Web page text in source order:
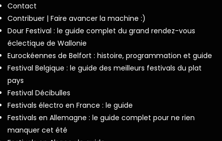
Contact
Contribuer | Faire avancer la machine :)
Dour Festival : le guide complet du grand rendez-vous
éclectique de Wallonie
Eurockéennes de Belfort : histoire, programmation et guide
Festival Belgique : le guide des meilleurs festivals du plat
pays
Festival Décibulles
Festivals électro en France : le guide
Festivals en Allemagne : le guide complet pour ne rien
manquer cet été